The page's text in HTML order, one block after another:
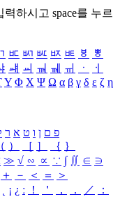
력하시고 space를 누르
ㅳ ㅴ ㅵ ㅶ ㅷ ㅸ
ㅹ
ㆈ ㆉ ㆊ ㆋ ㆌ ㆍ
ㆎ
Υ Φ Χ Ψ Ω α β γ δ ε ζ η
פ ם ן ו ט א ר
（ ） ［ ］ ｛ ｝
≫ √ ∽ ∝ ∵ ∫ ∬ ∈ ∋
＋ － ＜ ＝
＞
¡ ¿ ː ！ ＇ ， ． ／
：